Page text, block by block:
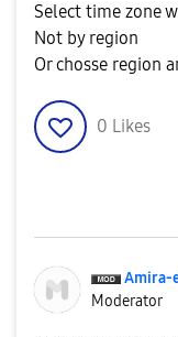
Select time zone
Not by region
Or chosse region
0 Likes
Amira-
Moderator